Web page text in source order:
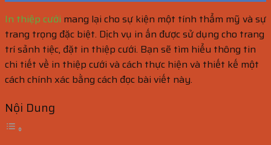
In thiệp cưới mang lại cho sự kiện một tính thẩm mỹ và sự
trang trọng đặc biệt. Dịch vụ in ấn được sử dụng cho trang
trí sảnh tiệc, đặt in thiệp cưới. Bạn sẽ tìm hiểu thông tin
chi tiết về in thiệp cưới và cách thực hiện và thiết kế một
cách chính xác bằng cách đọc bài viết này.
Nội Dung